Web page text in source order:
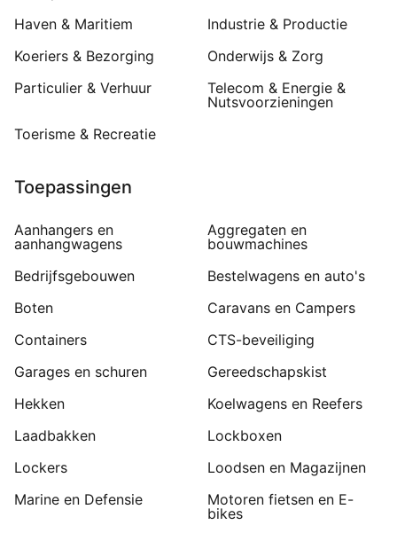
Haven & Maritiem
Industrie & Productie
Koeriers & Bezorging
Onderwijs & Zorg
Particulier & Verhuur
Telecom & Energie &
Nutsvoorzieningen
Toerisme & Recreatie
Toepassingen
Aanhangers en
aanhangwagens
Aggregaten en
bouwmachines
Bedrijfsgebouwen
Bestelwagens en auto's
Boten
Caravans en Campers
Containers
CTS-beveiliging
Garages en schuren
Gereedschapskist
Hekken
Koelwagens en Reefers
Laadbakken
Lockboxen
Lockers
Loodsen en Magazijnen
Marine en Defensie
Motoren fietsen en E-
bikes